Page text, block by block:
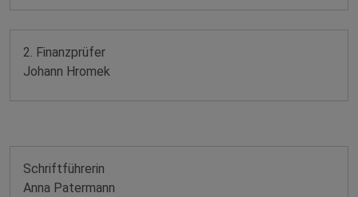
2. Finanzprüfer
Johann Hromek
Schriftführerin
Anna Patermann